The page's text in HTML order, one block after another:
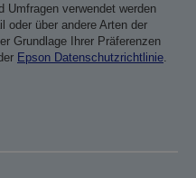
Umfragen verwendet werden
oder über andere Arten der
Grundlage Ihrer Präferenzen
Epson Datenschutzrichtlinie.